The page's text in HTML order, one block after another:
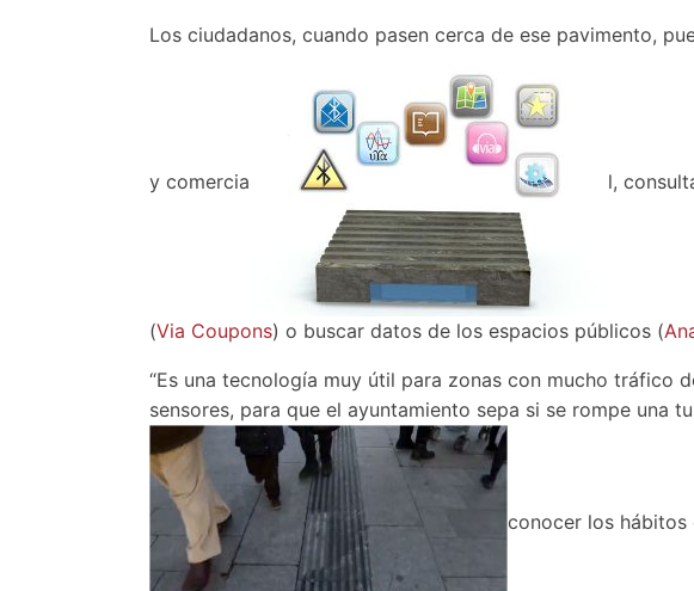
Los ciudadanos, cuando pasen cerca de ese pavimento,
y comercia l,
(Via Coupons) o buscar datos de los espacios públicos (
“Es una tecnología muy útil para zonas con mucho tráfico
sensores, para que el ayuntamiento sepa si se rompe una
conocer los hábitos